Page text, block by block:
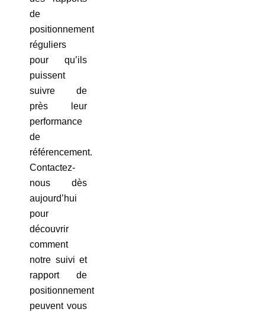
de
positionnement
réguliers
pour qu’ils
puissent
suivre de
près leur
performance
de
référencement.
Contactez-
nous dès
aujourd’hui
pour
découvrir
comment
notre suivi et
rapport de
positionnement
peuvent vous